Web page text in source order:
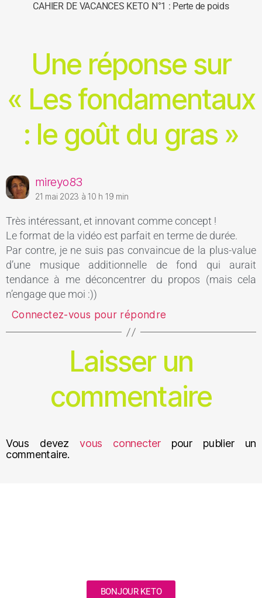
CAHIER DE VACANCES KETO N°1 : Perte de poids
Une réponse sur
« Les fondamentaux
: le goût du gras »
mireyo83
21 mai 2023 à 10 h 19 min
Très intéressant, et innovant comme concept !
Le format de la vidéo est parfait en terme de durée.
Par contre, je ne suis pas convaincue de la plus-value
d’une musique additionnelle de fond qui aurait
tendance à me déconcentrer du propos (mais cela
n’engage que moi :))
Connectez-vous pour répondre
Laisser un
commentaire
Vous devezvous connecterpour publier un
commentaire.
BONJOUR KETO